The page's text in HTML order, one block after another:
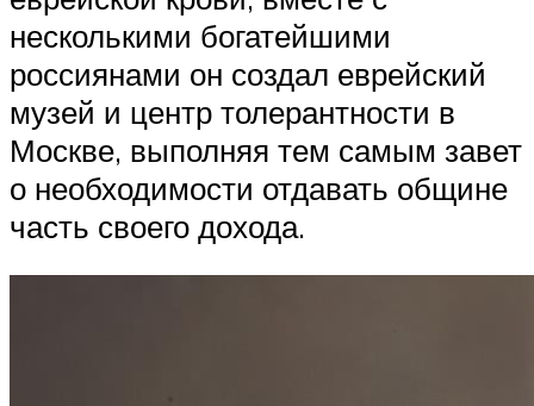
несколькими богатейшими
россиянами он создал еврейский
музей и центр толерантности в
Москве, выполняя тем самым завет
о необходимости отдавать общине
часть своего дохода.